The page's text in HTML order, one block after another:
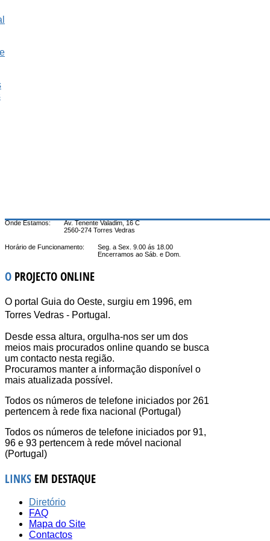
Onde Estamos:
Av. Tenente Valadim, 16 C
2560-274 Torres Vedras
Horário de Funcionamento:
Seg. a Sex. 9.00 ás 18.00
Encerramos ao Sáb. e Dom.
O PROJECTO ONLINE
O portal Guia do Oeste, surgiu em 1996, em
Torres Vedras - Portugal.
Desde essa altura, orgulha-nos ser um dos
meios mais procurados online quando se busca
um contacto nesta região.
Procuramos manter a informação disponível o
mais atualizada possível.
Todos os números de telefone iniciados por 261
pertencem à rede fixa nacional (Portugal)
Todos os números de telefone iniciados por 91,
96 e 93 pertencem à rede móvel nacional
(Portugal)
LINKS EM DESTAQUE
Diretório
FAQ
Mapa do Site
Contactos